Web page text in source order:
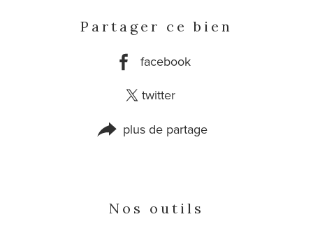
Partager ce bien
facebook
twitter
plus de partage
Nos outils